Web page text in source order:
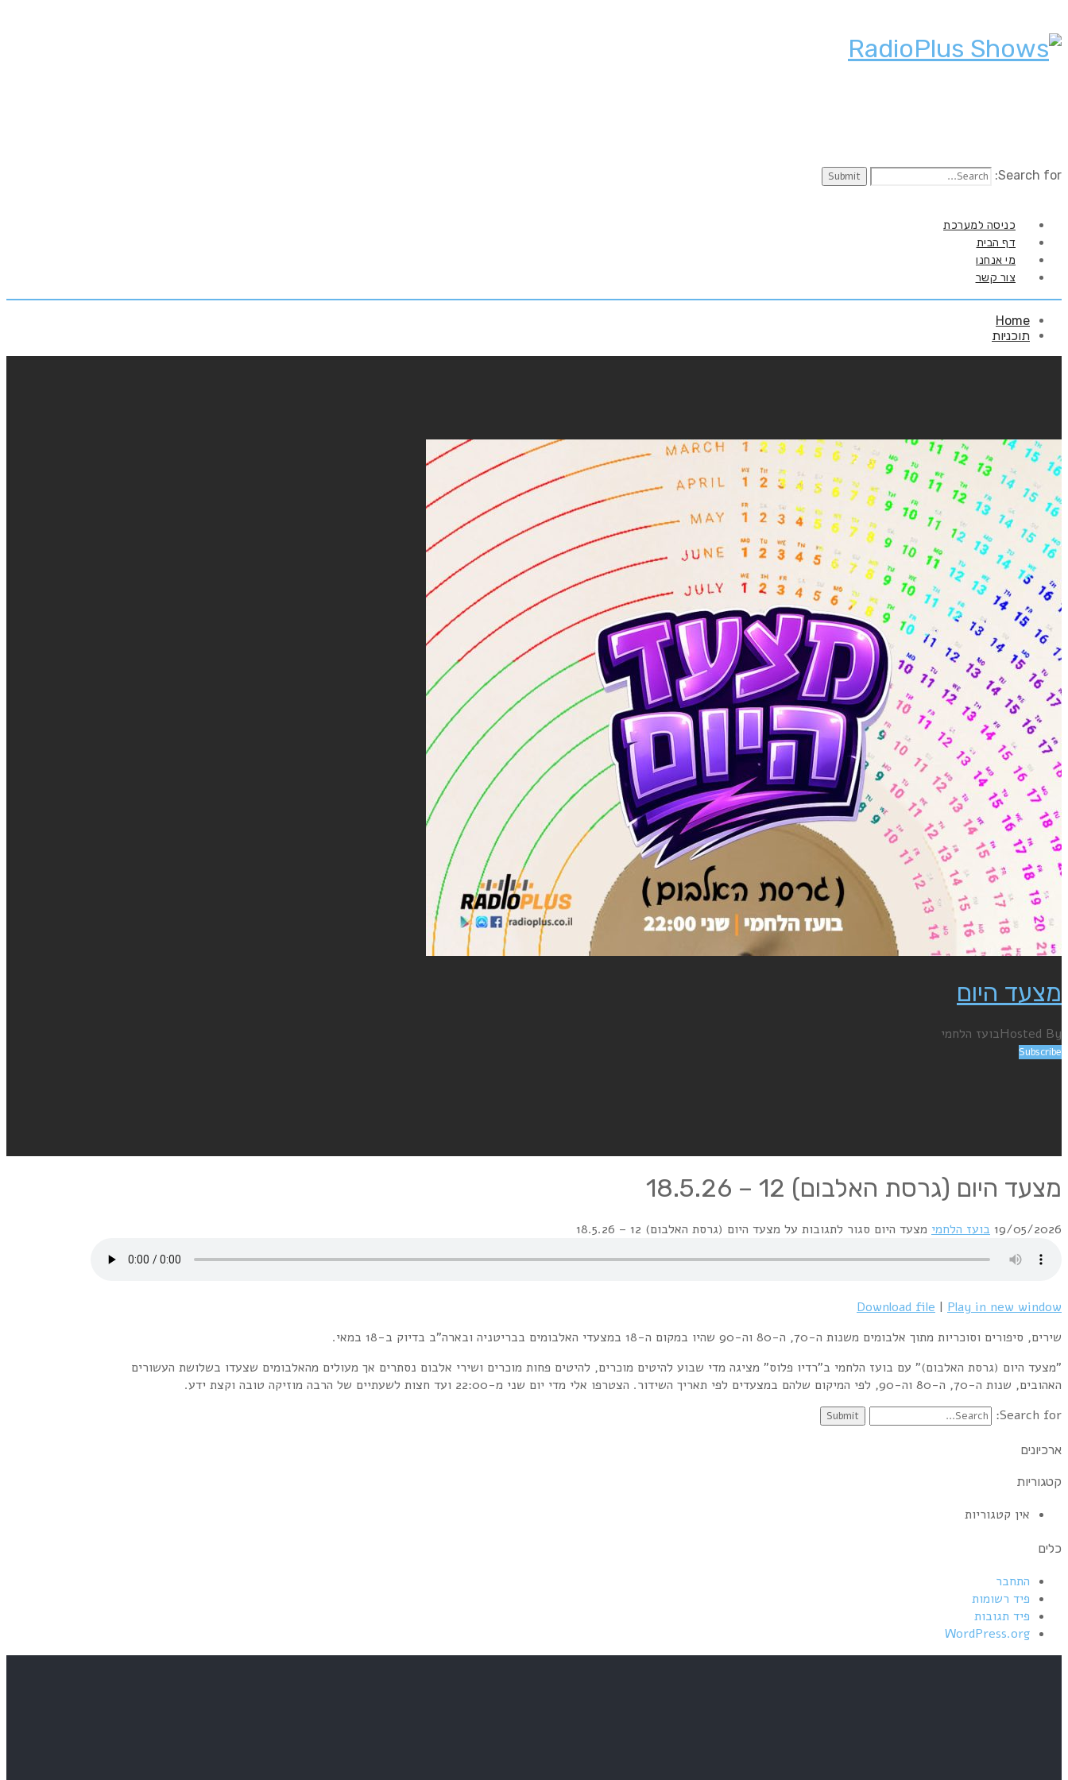
Search for:
כניסה למערכת
דף הבית
מי אנחנו
צור קשר
Home
תוכניות
מצעד היום
Hosted Byבועז הלחמי
Subscribe
מצעד היום (גרסת האלבום) 12 – 18.5.26
19/05/2026 בועז הלחמי מצעד היום סגור לתגובות על מצעד היום (גרסת האלבום) 12 – 18.5.26
Download file | Play in new window
שירים, סיפורים וסוכריות מתוך אלבומים משנות ה-70, ה-80 וה-90 שהיו במקום ה-18 במצעדי האלבומים בבריטניה ובארה"ב בדיוק ב-18 במאי.
"מצעד היום (גרסת האלבום)" עם בועז הלחמי ב"רדיו פלוס" מציגה מדי שבוע להיטים מוכרים, להיטים פחות מוכרים ושירי אלבום נסתרים אך מעולים מהאלבומים שצעדו בשלושת העשורים
האהובים, שנות ה-70, ה-80 וה-90, לפי המיקום שלהם במצעדים לפי תאריך השידור. הצטרפו אלי מדי יום שני מ-22:00 ועד חצות לשעתיים של הרבה מוזיקה טובה וקצת ידע.
Search for:
ארכיונים
קטגוריות
אין קטגוריות
כלים
התחבר
פיד רשומות
פיד תגובות
WordPress.org